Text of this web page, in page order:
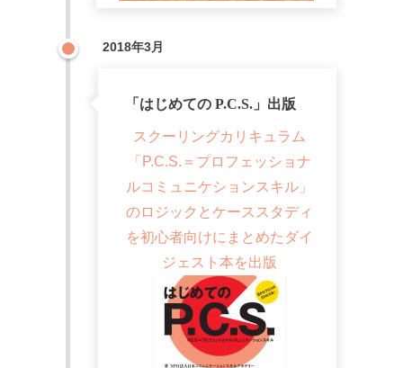
「はじめての P.C.S.」出版
スクーリングカリキュラム
「P.C.S.＝プロフェッショナ
ルコミュニケションスキル」
のロジックとケーススタディ
を初心者向けにまとめたダイ
ジェスト本を出版
2018年3月